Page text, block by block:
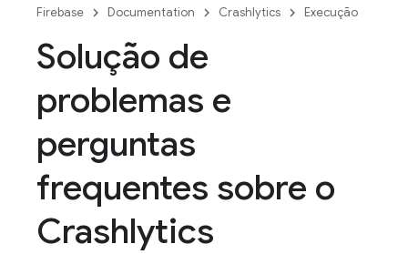
Firebase Documentation Crashlytics Execução
Solução de
problemas e
perguntas
frequentes sobre o
Crashlytics